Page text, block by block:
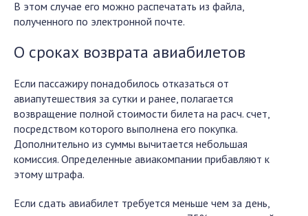
В этом случае его можно распечатать из файла,
полученного по электронной почте.
О сроках возврата авиабилетов
Если пассажиру понадобилось отказаться от
авиапутешествия за сутки и ранее, полагается
возвращение полной стоимости билета на расч. счет,
посредством которого выполнена его покупка.
Дополнительно из суммы вычитается небольшая
комиссия. Определенные авиакомпании прибавляют к
этому штрафа.
Если сдать авиабилет требуется меньше чем за день,